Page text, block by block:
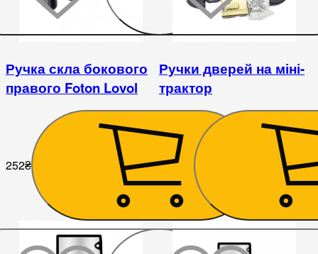
Ручка скла бокового
правого Foton Lovol
252₴
Ручки дверей на міні-
трактор
1 260